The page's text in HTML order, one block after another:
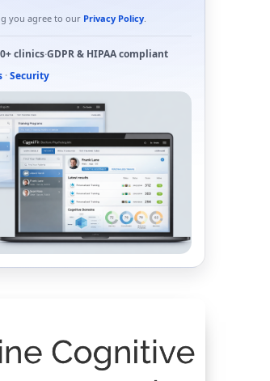
you agree to our Privacy Policy.
clinics·GDPR& HIPAAcompliant
· Security